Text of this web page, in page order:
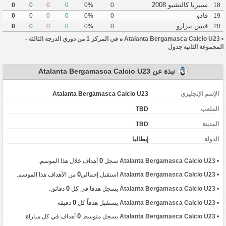
18
سبيزيا كالتشيو 2008 0
0%
0
0
0
0
19
فادو 0
0%
0
0
0
0
20
فيس بيزارو 0
0%
0
0
0
0
•
Atalanta Bergamasca Calcio U23 ه في المركز 1 من دوري الدرجة الثالثة -
المجموعة الثانية جدول
نبذة عن Atalanta Bergamasca Calcio U23
الإسم الإنجليزي Atalanta Bergamasca Calcio U23
الملعب TBD
المدينة TBD
‏الدولة إيطاليا
•
Atalanta Bergamasca Calcio U23سجل 0أهداف خلال هذا الموسم.
•
Atalanta Bergamasca Calcio U23استقبل إجمالي0من الأهداف هذا الموسم.
•
Atalanta Bergamasca Calcio U23يسجل هدفا في كل 0دقائق.
•
Atalanta Bergamasca Calcio U23يستقبل هدفاً كل 0دقيقة
•
Atalanta Bergamasca Calcio U23يسجل متوسط 0أهداف في كل مباراة.